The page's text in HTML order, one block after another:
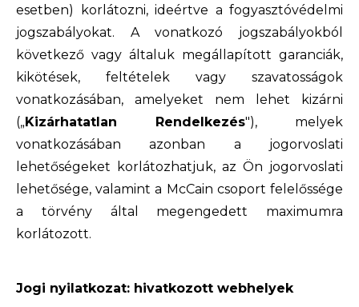
esetben) korlátozni, ideértve a fogyasztóvédelmi
jogszabályokat. A vonatkozó jogszabályokból
következő vagy általuk megállapított garanciák,
kikötések, feltételek vagy szavatosságok
vonatkozásában, amelyeket nem lehet kizárni
(„Kizárhatatlan Rendelkezés"), melyek
vonatkozásában azonban a jogorvoslati
lehetőségeket korlátozhatjuk, az Ön jogorvoslati
lehetősége, valamint a McCain csoport felelőssége
a törvény által megengedett maximumra
korlátozott.
Jogi nyilatkozat: hivatkozott webhelyek